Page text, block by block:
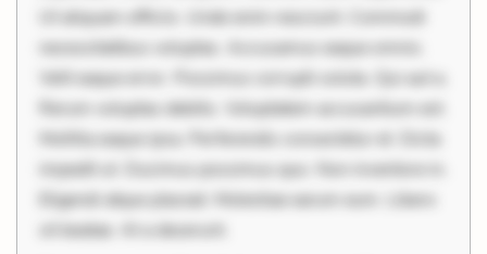
Ut aliquam officiis. Unde enim nesciunt. Commodi
necessitatibus voluptas. Accusamus eaque omnis.
Velit eaque error. Possimus corrupti soluta. Qui aut a.
Rerum voluptas debitis. Voluptatem accusantium est.
Mollitia eaque ipsa. Perferendis consectetur et. Dicta
impedit ut. Ducimus possimus quo. Non inventore in.
Eligendi atque placeat. Molestiae earum eum. Libero
sit beatae. At a deserunt.